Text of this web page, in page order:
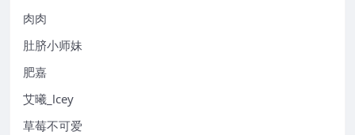
肉肉
肚脐小师妹
肥嘉
艾曦_lcey
草莓不可爱